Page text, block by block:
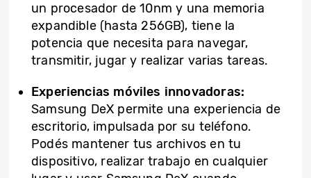
un procesador de 10nm y una memoria
expandible (hasta 256GB), tiene la
potencia que necesita para navegar,
transmitir, jugar y realizar varias tareas.
Experiencias móviles innovadoras:
Samsung DeX permite una experiencia de
escritorio, impulsada por su teléfono.
Podés mantener tus archivos en tu
dispositivo, realizar trabajo en cualquier